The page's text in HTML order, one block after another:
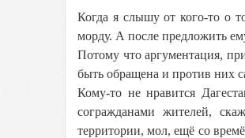
Когда я слышу от кого-то о
морду. А после предложить
Потому что аргументация,
быть обращена и против них
Кому-то не нравится
согражданами жителей,
территории, мол, ещё со